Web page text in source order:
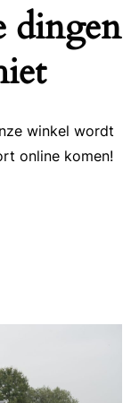
dingen
winkel wordt
online komen!